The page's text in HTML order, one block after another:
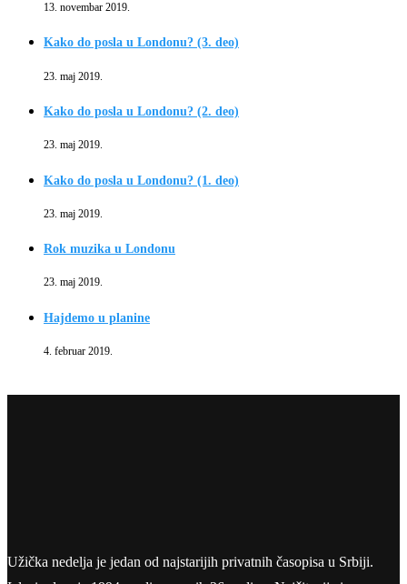
13. novembar 2019.
Kako do posla u Londonu? (3. deo)
23. maj 2019.
Kako do posla u Londonu? (2. deo)
23. maj 2019.
Kako do posla u Londonu? (1. deo)
23. maj 2019.
Rok muzika u Londonu
23. maj 2019.
Hajdemo u planine
4. februar 2019.
Užička nedelja je jedan od najstarijih privatnih časopisa u Srbiji.